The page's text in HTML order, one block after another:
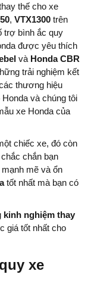
thế cho xe
, VTX1300 trên
trợ bình ắc quy
được yêu thích
và Honda CBR
trải nghiệm kết
thương hiệu
và chúng tôi
xe Honda của
chiếc xe, đó còn
chắn bạn
mẽ và ổn
tốt nhất mà bạn có
kinh nghiệm thay
giá tốt nhất cho
xe